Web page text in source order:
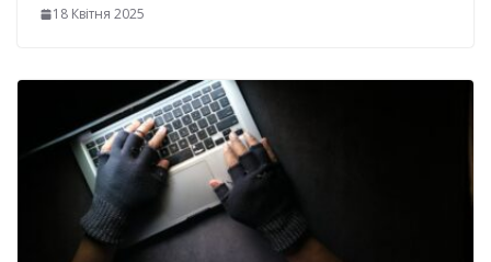
18 Квітня 2025